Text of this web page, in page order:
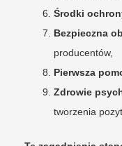
Środki
Bezpieczna
producentów,
Pierwsza
Zdrowie
tworzenia